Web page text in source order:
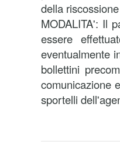
della
MODALITA': Il
essere
eventualmente
bollettini
comunicazione
sportelli